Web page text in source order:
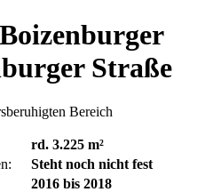
Straße
Bereich
rd. 3.225 m²
Steht noch nicht fest
2016 bis 2018